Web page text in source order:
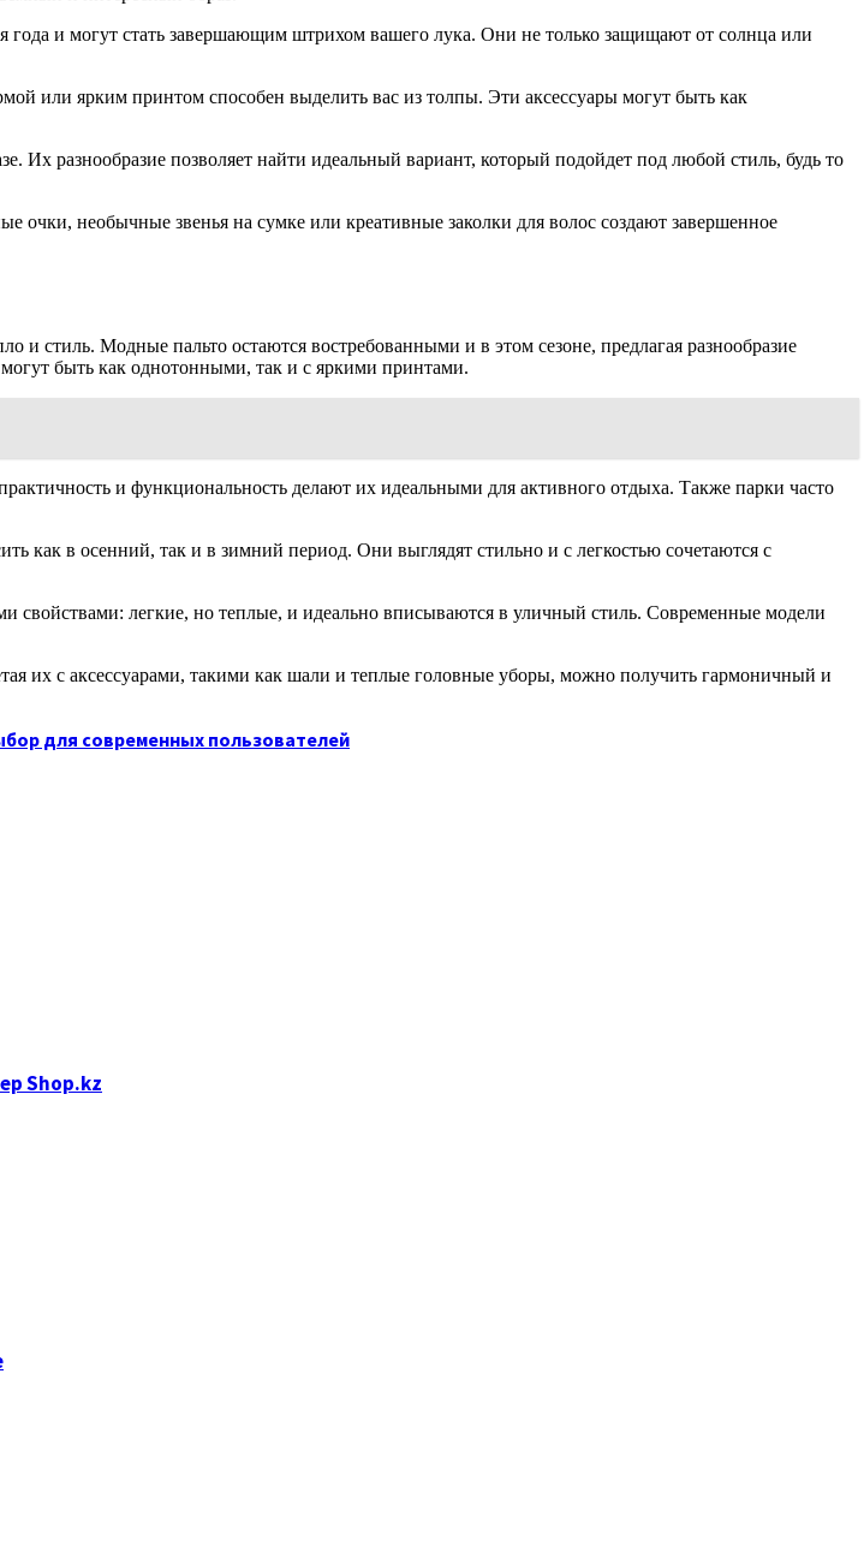
и могут стать завершающим штрихом вашего лука. Они не только защищают от солнца или
или ярким принтом способен выделить вас из толпы. Эти аксессуары могут быть как
Их разнообразие позволяет найти идеальный вариант, который подойдет под любой стиль, будь то
очки, необычные звенья на сумке или креативные заколки для волос создают завершенное
и стиль. Модные пальто остаются востребованными и в этом сезоне, предлагая разнообразие
быть как однотонными, так и с яркими принтами.
и функциональность делают их идеальными для активного отдыха. Также парки часто
как в осенний, так и в зимний период. Они выглядят стильно и с легкостью сочетаются с
легкие, но теплые, и идеально вписываются в уличный стиль. Современные модели
их с аксессуарами, такими как шали и теплые головные уборы, можно получить гармоничный и
для современных пользователей
Shop.kz